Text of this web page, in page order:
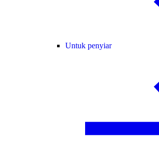
Untuk penyiar